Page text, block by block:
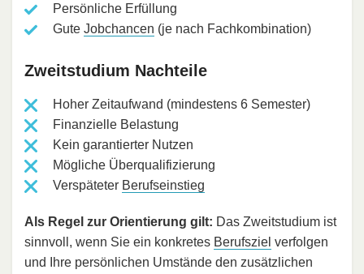
Persönliche Erfüllung
Gute Jobchancen (je nach Fachkombination)
Zweitstudium Nachteile
Hoher Zeitaufwand (mindestens 6 Semester)
Finanzielle Belastung
Kein garantierter Nutzen
Mögliche Überqualifizierung
Verspäteter Berufseinstieg
Als Regel zur Orientierung gilt: Das Zweitstudium ist
sinnvoll, wenn Sie ein konkretes Berufsziel verfolgen
und Ihre persönlichen Umstände den zusätzlichen